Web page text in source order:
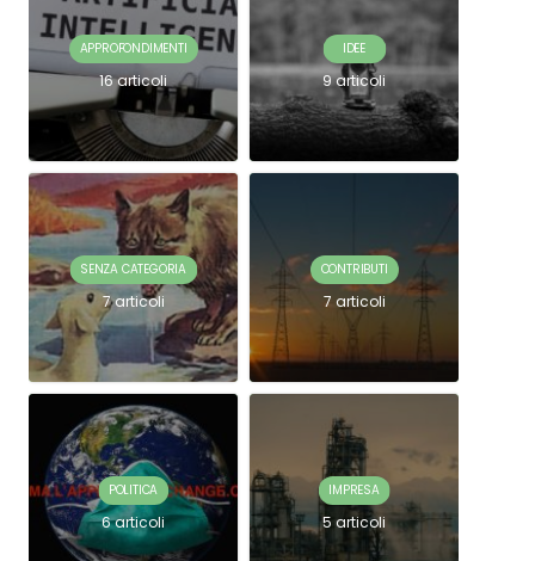
APPROFONDIMENTI
16 articoli
IDEE
9 articoli
SENZA CATEGORIA
7 articoli
CONTRIBUTI
7 articoli
POLITICA
6 articoli
IMPRESA
5 articoli